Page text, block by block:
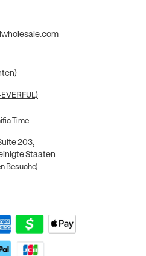
Time
203,
Staaten
Besuche)